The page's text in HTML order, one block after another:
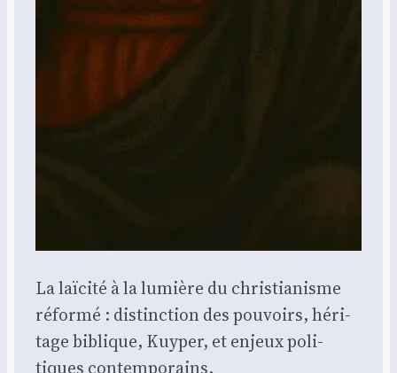
La laï­ci­té à la lumière du chris­tia­nisme
réfor­mé : dis­tinc­tion des pou­voirs, héri­
tage biblique, Kuy­per, et enjeux poli­
tiques contem­po­rains.